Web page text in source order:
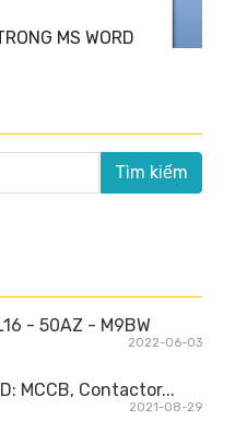
MS WORD
- 50AZ - M9BW
2022-06-03
MCCB, Contactor...
2021-08-29